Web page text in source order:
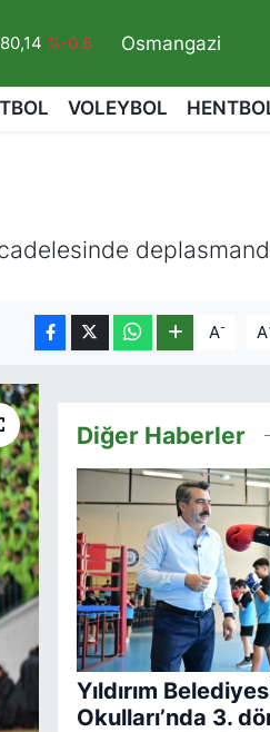
%0.16
%-0.02
%-0.63
Osmangazi
VOLEYBOL
A- A
Diğer Haberler
Yıldırım
Okulları’nda 3.